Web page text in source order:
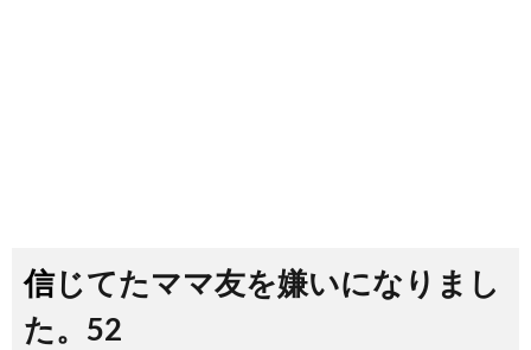
信じてたママ友を嫌いになりまし
た。52